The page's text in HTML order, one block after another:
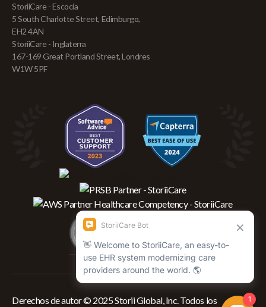
StoriiCare - Escocia
5 South Charlotte Street, Edimburgo,
EH2 4AN
StoriiCare - Inglaterra
167-169 Great Portland Street, Londres
W1W 5PF
Derechos de autor © 2025 Storii Global, Inc. Todos los